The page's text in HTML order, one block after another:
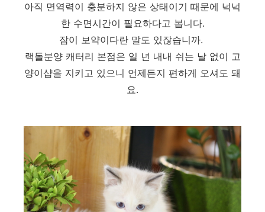
아직 면역력이 충분하지 않은 상태이기 때문에 넉넉
한 수면시간이 필요하다고 봅니다.
잠이 보약이다란 말도 있잖습니까.
랙돌분양 캐터리 본점은 일 년 내내 쉬는 날 없이 고
양이샵을 지키고 있으니 언제든지 편하게 오셔도 돼
요.